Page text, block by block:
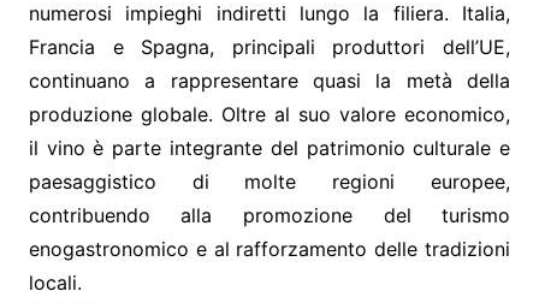
numerosi impieghi indiretti lungo la filiera. Italia,
Francia e Spagna, principali produttori dell’UE,
continuano a rappresentare quasi la metà della
produzione globale. Oltre al suo valore economico,
il vino è parte integrante del patrimonio culturale e
paesaggistico di molte regioni europee,
contribuendo alla promozione del turismo
enogastronomico e al rafforzamento delle tradizioni
locali.